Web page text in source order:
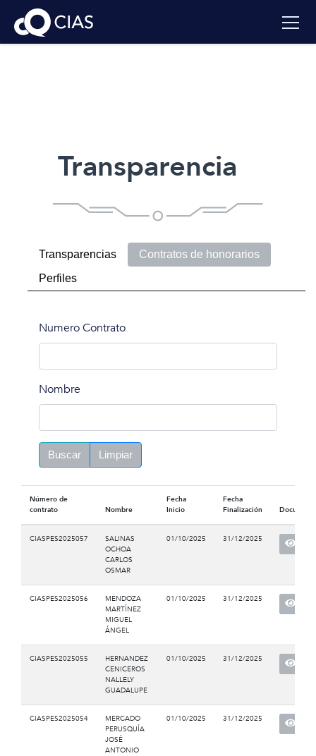
Transparencia
Transparencias
Contratos de honorarios
Perfiles
Numero Contrato
Nombre
Buscar Limpiar
Número de
contrato
Nombre
Fecha
Inicio
Fecha
Finalización
CIASPES2025057
SALINAS
OCHOA
CARLOS
OSMAR
01/10/2025 31/12/2025
CIASPES2025056
MENDOZA
MARTÍNEZ
MIGUEL
ÁNGEL
01/10/2025 31/12/2025
CIASPES2025055
HERNANDEZ
CENICEROS
NALLELY
GUADALUPE
01/10/2025 31/12/2025
CIASPES2025054
MERCADO
PERUSQUÍA
JOSÉ
ANTONIO
01/10/2025 31/12/2025